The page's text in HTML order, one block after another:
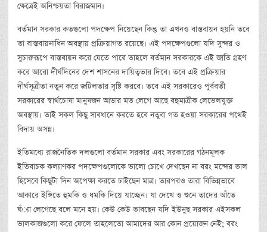
ক্ষেত্রেই অনিশ্চয়তা বিরাজমান।
বর্তমান সরকার কতগুলো পদক্ষেপ নিয়েছেন কিন্তু তা এখনও বাস্তবায়ন হয়নি তবে
তা বাস্তবায়নাধিন অবস্থায় প্রক্রিয়াগত রয়েছে। এই পদক্ষেপগুলো যদি সুন্দর ও
সুচারুরূপে বাস্তবায়ন করে যেতে পারে তাহলে বর্তমান সরকারকে এই জাতি গ্রহণ
করে আরো দীর্ঘদিনের দেশ শাসনের দায়িত্বভার দিবে। তবে এই প্রক্রিয়ার
দীর্ঘসূত্রীতা নতুন করে জটিলতার সৃষ্টি করবে। তবে এই সরকারেও পুর্ববর্তী
সরকারের স্বার্থচোষা মানুষজন আডার মত লেগে আছে বহুমাত্রীক লেভেলযুক্ত
অবস্থায়। তাই সকল কিছু সাবধানে করতে হবে নতুবা গত হওয়া সরকারের পথেই
বিদায় অসন্ন।
ইতিমধ্যে রাজনৈতিক দলগুলো বর্তমান সরকার এবং সরকারের গঠনমূলক
ইতিবাচক কল্যাণকর পদক্ষেপগুলোকে ভালো চোখে দেখছেন না বরং মন্দের ভাল
হিসেবে কিছুটা দিন অপেক্ষা করতে চাইছেন মাত্র। তারপরও তারা বিভিন্নভাবে
আকারে ইঙ্গিতে হুমকি ও ধমকি দিয়ে যাচ্ছেন। যা দেখে ও শুনে তাদের আঁতে
ঘঁ্যা লেগেছে বলে মনে হয়। কেউ কেউ ভাবছেন যদি ইউনুছ সরকার এইসকল
ভালকাজগুলো করে ফেলে তাহলেতো আমাদের আর কোন প্রয়োজন নেই; বরং